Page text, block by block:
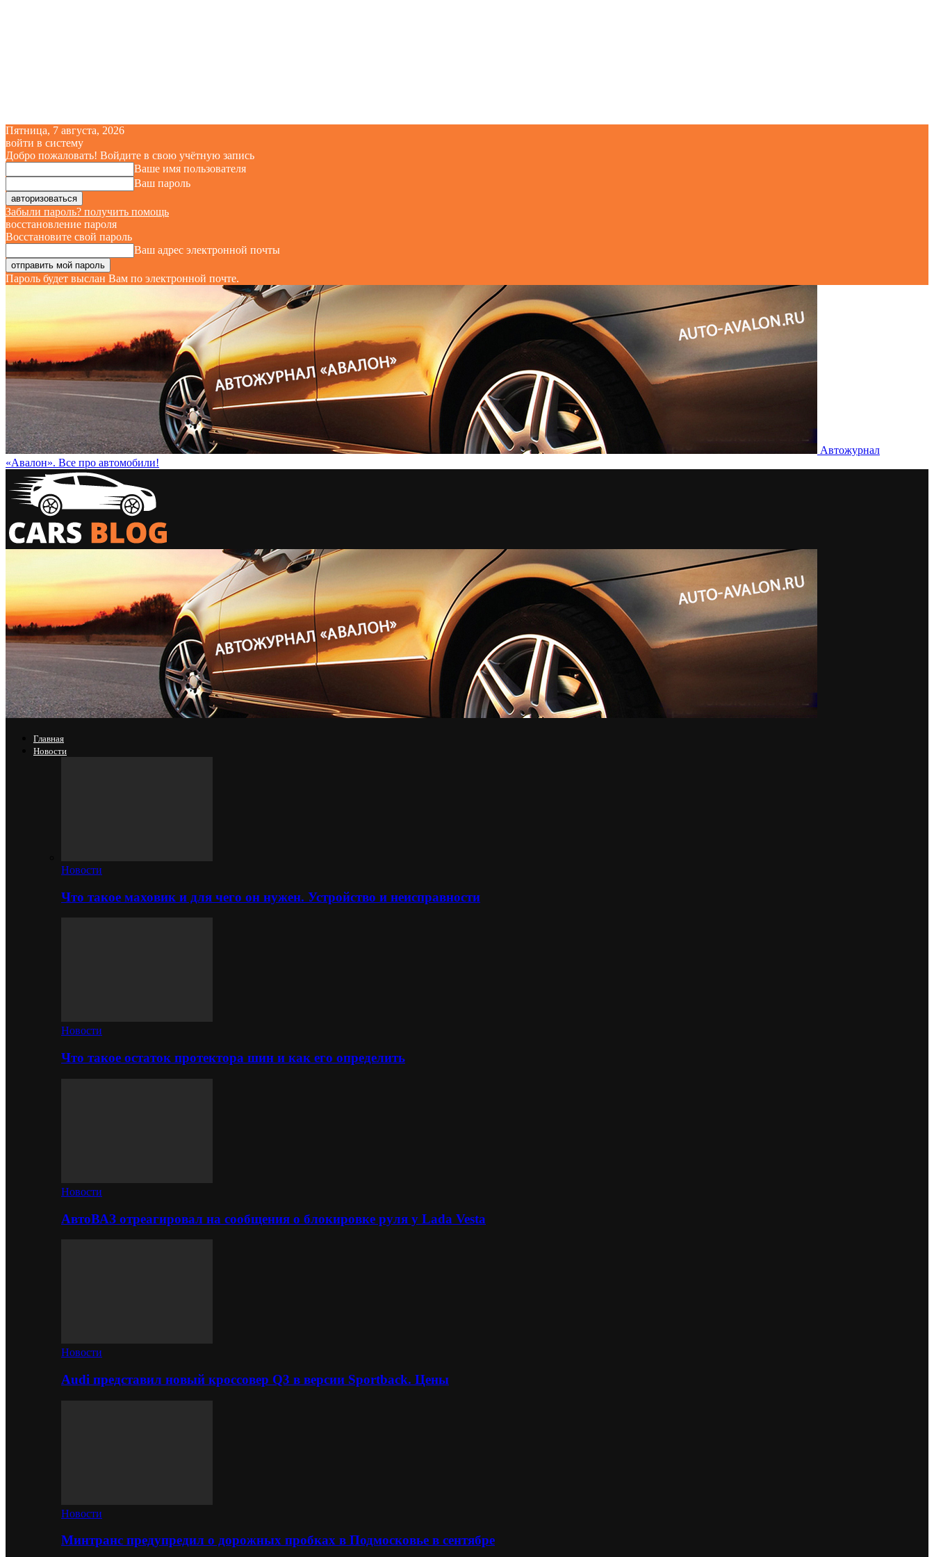
Пятница, 7 августа, 2026
войти в систему
Добро пожаловать! Войдите в свою учётную запись
Ваше имя пользователя
Ваш пароль
Забыли пароль? получить помощь
восстановление пароля
Восстановите свой пароль
Ваш адрес электронной почты
Пароль будет выслан Вам по электронной почте.
Автожурнал
«Авалон». Все про автомобили!
Главная
Новости
Новости
Что такое маховик и для чего он нужен. Устройство и неисправности
Новости
Что такое остаток протектора шин и как его определить
Новости
АвтоВАЗ отреагировал на сообщения о блокировке руля у Lada Vesta
Новости
Audi представил новый кроссовер Q3 в версии Sportback. Цены
Новости
Минтранс предупредил о дорожных пробках в Подмосковье в сентябре